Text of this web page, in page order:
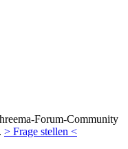
Forum-Community
> Frage stellen <